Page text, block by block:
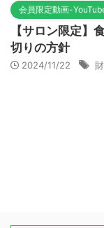
会員限定動画-
【サロン限定】
切りの方針
2024/11/22